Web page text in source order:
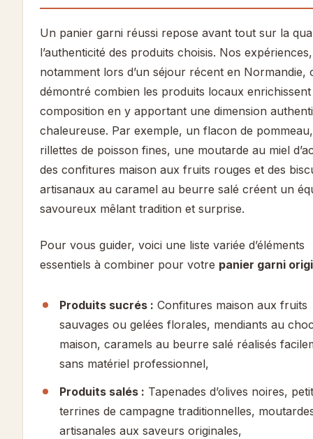
Un panier garni réussi repose avant tout sur la
l’authenticité des produits choisis. Nos expériences,
notamment lors d’un séjour récent en Normandie,
démontré combien les produits locaux
composition en y apportant une dimension
chaleureuse. Par exemple, un flacon de
rillettes de poisson fines, une moutarde au miel
des confitures maison aux fruits rouges et des
artisanaux au caramel au beurre salé créent un
savoureux mêlant tradition et surprise.
Pour vous guider, voici une liste variée d’éléments
essentiels à combiner pour votre panier garni
Produits sucrés : Confitures maison aux fruits
sauvages ou gelées florales, mendiants au
maison, caramels au beurre salé réalisés
sans matériel professionnel,
Produits salés : Tapenades d’olives noires,
terrines de campagne traditionnelles,
artisanales aux saveurs originales,